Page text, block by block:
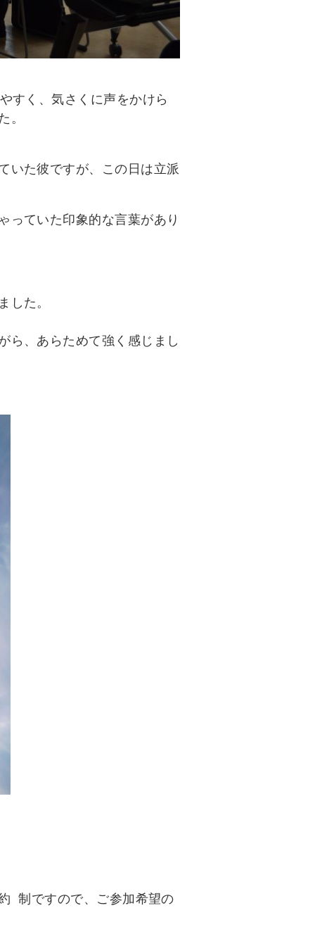
すく、気さくに声をかけら
。
いた彼ですが、この日は立派
っていた印象的な言葉があり
した。
ら、あらためて強く感じまし
制ですので、ご参加希望の